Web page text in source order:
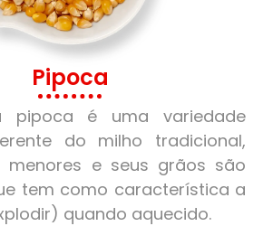
Pipoca
pipoca é uma variedade
do milho tradicional,
menores e seus grãos são
tem como característica a
quando aquecido.